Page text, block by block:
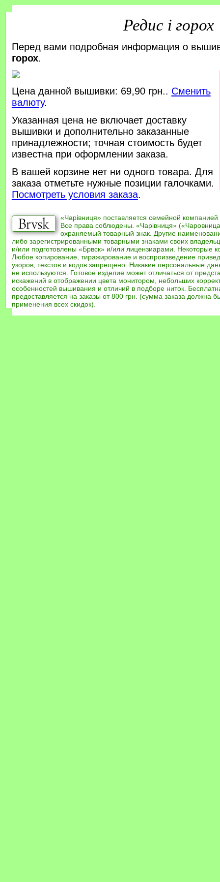
Редис і горох
Перед вами подробная информация о
горох.
Цена данной вышивки: 69,90 грн.. Сменить
валюту.
Указанная цена не включает доставку
вышивки и дополнительно заказанные
принадлежности; точная стоимость будет
известна при оформлении заказа.
В вашей корзине нет ни одного товара. Для
заказа отметьте нужные позиции галочками.
Посмотреть условия заказа.
«Чарівниця» поставляется семейной компанией
Все права соблюдены. «Чарівниця»
охраняемый товарный знак. Другие
либо зарегистрированными товарными знаками своих
и/или подготовлены «Брвск» и/или лицензиарами. Некоторые
Любое копирование, тиражирование и воспроизведение
узоров, текстов и кодов запрещено. Никакие персональные
не используются. Готовое изделие может отличаться от
искажений в отображении цвета монитором, небольших
особенностей вышивания и отличий в подборе ниток.
предоставляется на заказы от 800 грн. (сумма заказа должна
применения всех скидок).